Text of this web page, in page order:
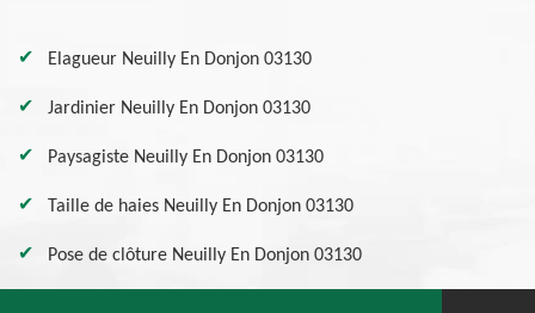
Elagueur Neuilly En Donjon 03130
Jardinier Neuilly En Donjon 03130
Paysagiste Neuilly En Donjon 03130
Taille de haies Neuilly En Donjon 03130
Pose de clôture Neuilly En Donjon 03130